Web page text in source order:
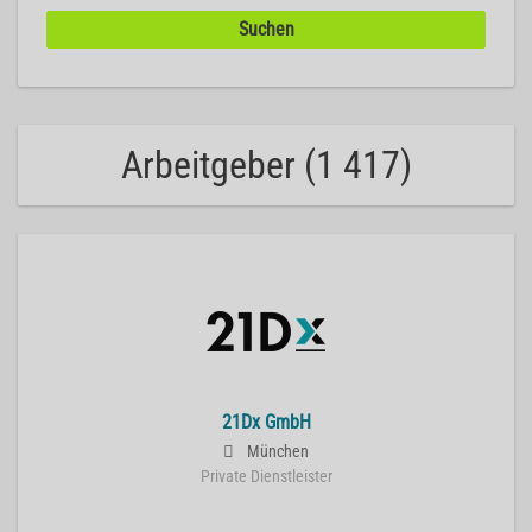
Arbeitgeber (1 417)
21Dx GmbH
München
Private Dienstleister